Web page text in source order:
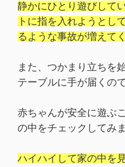
静かにひとり遊びして
トに指を入れようとし
るような事故が増えて
また、つかまり立ちを
テーブルに手が届くの
赤ちゃんが安全に遊ぶ
の中をチェックしてみ
ハイハイして家の中を